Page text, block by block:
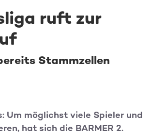
ruft zur
Stammzellen
Um möglichst viele Spieler und
hat sich die BARMER 2.